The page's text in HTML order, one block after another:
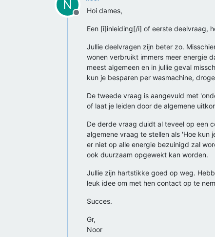
N
Offline
Hoi dames,
Een [i]inleiding[/i] of eerste deelvraag,
Jullie deelvragen zijn beter zo.
wonen verbruikt immers meer energie
meest algemeen en in jullie geval
kun je besparen per wasmachine,
De tweede vraag is aangevuld met
of laat je leiden door de algemene
De derde vraag duidt al teveel op een
algemene vraag te stellen als 'Hoe kun
er niet op alle energie bezuinigd zal
ook duurzaam opgewekt kan worden.
Jullie zijn hartstikke goed op weg.
leuk idee om met hen contact op te
Succes.
Gr,
Noor